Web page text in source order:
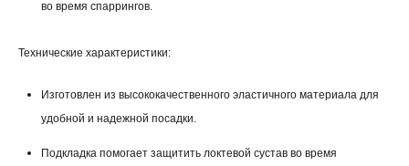
во время спаррингов.
Технические характеристики:
Изготовлен из высококачественного эластичного материала для
удобной и надежной посадки.
Подкладка помогает защитить локтевой сустав во время